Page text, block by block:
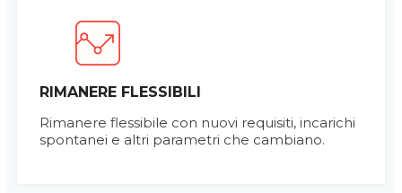
RIMANERE FLESSIBILI
Rimanere flessibile con nuovi requisiti, incarichi
spontanei e altri parametri che cambiano.